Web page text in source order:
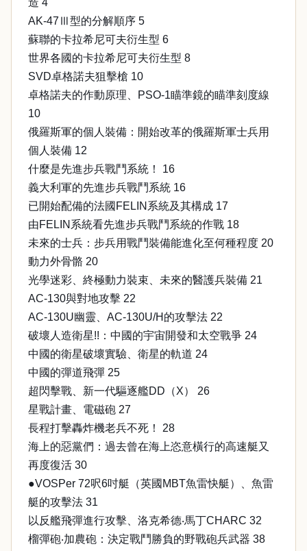
造 4
AK-47Ⅲ型的分解順序 5
蘇聯的卡拉希尼可夫衍生型 6
世界各國的卡拉希尼可夫衍生型 8
SVD卓格諾夫狙擊槍 10
卓格諾夫的作動原理、PSO-1瞄準鏡的瞄準刻度線
10
俄羅斯軍的個人裝備：開始改革的俄羅斯軍士兵用
個人裝備 12
什麼是先進步兵戰鬥系統！ 16
義大利軍的先進步兵戰鬥系統 16
已開始配備的法國FELIN系統及其構成 17
由FELIN系統看先進步兵戰鬥系統的作戰 18
未來的士兵：步兵用戰鬥裝備能進化至何種程度 20
動力外骨骼 20
光學迷彩、終極動力裝束、未來的醫護兵裝備 21
AC-130與對地攻擊 22
AC-130U幽靈、AC-130U/H的攻擊法 22
破壞人造衛星!!：中國的宇宙開發和太空戰爭 24
中國的衛星破壞實驗、衛星的軌道 24
中國的彈道飛彈 25
超閃擊戰、新一代驅逐艦DD（X） 26
星戰計畫、電磁砲 27
長程打擊轟炸機老兵不死！ 28
海上的惡黨們：過去曾在海上恣意橫行的高速艇又
再度復活 30
●VOSPer 72呎6吋艇（英國MBT魚雷快艇）、魚雷
艇的攻擊法 31
以反艦飛彈進行攻擊、洛克希德‧馬丁CHARC 32
榴彈砲‧加農砲：決定戰鬥勝負的野戰砲兵武器 38